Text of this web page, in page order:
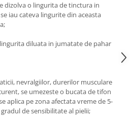
dizolva o lingurita de tinctura in
iau cateva lingurite din aceasta
diluata in jumatate de pahar
nevralgiilor, durerilor musculare
se umezeste o bucata de tifon
aplica pe zona afectata vreme de 5-
de sensibilitate al pielii;